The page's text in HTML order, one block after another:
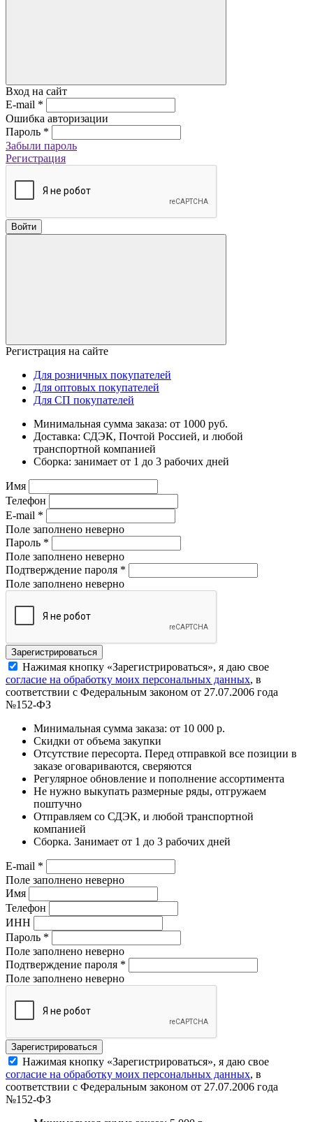
Вход на сайт
E-mail *
Ошибка авторизации
Пароль *
Забыли пароль
Регистрация
Войти
Регистрация на сайте
Для розничных покупателей
Для оптовых покупателей
Для СП покупателей
Минимальная сумма заказа: от 1000 руб.
Доставка: СДЭК, Почтой Россией, и любой
транспортной компанией
Сборка: занимает от 1 до 3 рабочих дней
Имя
Телефон
E-mail *
Поле заполнено неверно
Пароль *
Поле заполнено неверно
Подтверждение пароля *
Поле заполнено неверно
Нажимая кнопку «Зарегистрироваться», я даю свое
согласие на обработку моих персональных данных, в
соответствии с Федеральным законом от 27.07.2006 года
№152-ФЗ
Минимальная сумма заказа: от 10 000 р.
Скидки от объема закупки
Отсутствие пересорта. Перед отправкой все позиции в
заказе оговариваются, сверяются
Регулярное обновление и пополнение ассортимента
Не нужно выкупать размерные ряды, отгружаем
поштучно
Отправляем со СДЭК, и любой транспортной
компанией
Сборка. Занимает от 1 до 3 рабочих дней
E-mail *
Поле заполнено неверно
Имя
Телефон
ИНН
Пароль *
Поле заполнено неверно
Подтверждение пароля *
Поле заполнено неверно
Нажимая кнопку «Зарегистрироваться», я даю свое
согласие на обработку моих персональных данных, в
соответствии с Федеральным законом от 27.07.2006 года
№152-ФЗ